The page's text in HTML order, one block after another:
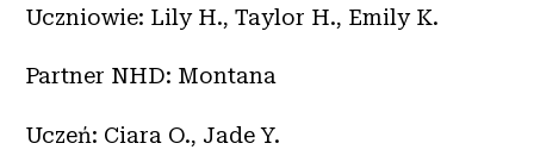
Uczniowie: Lily H., Taylor H., Emily K.
Partner NHD: Montana
Uczeń: Ciara O., Jade Y.